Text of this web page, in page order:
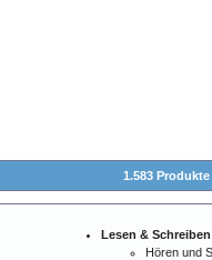
1.583
Lesen & Schreiben
Hören und